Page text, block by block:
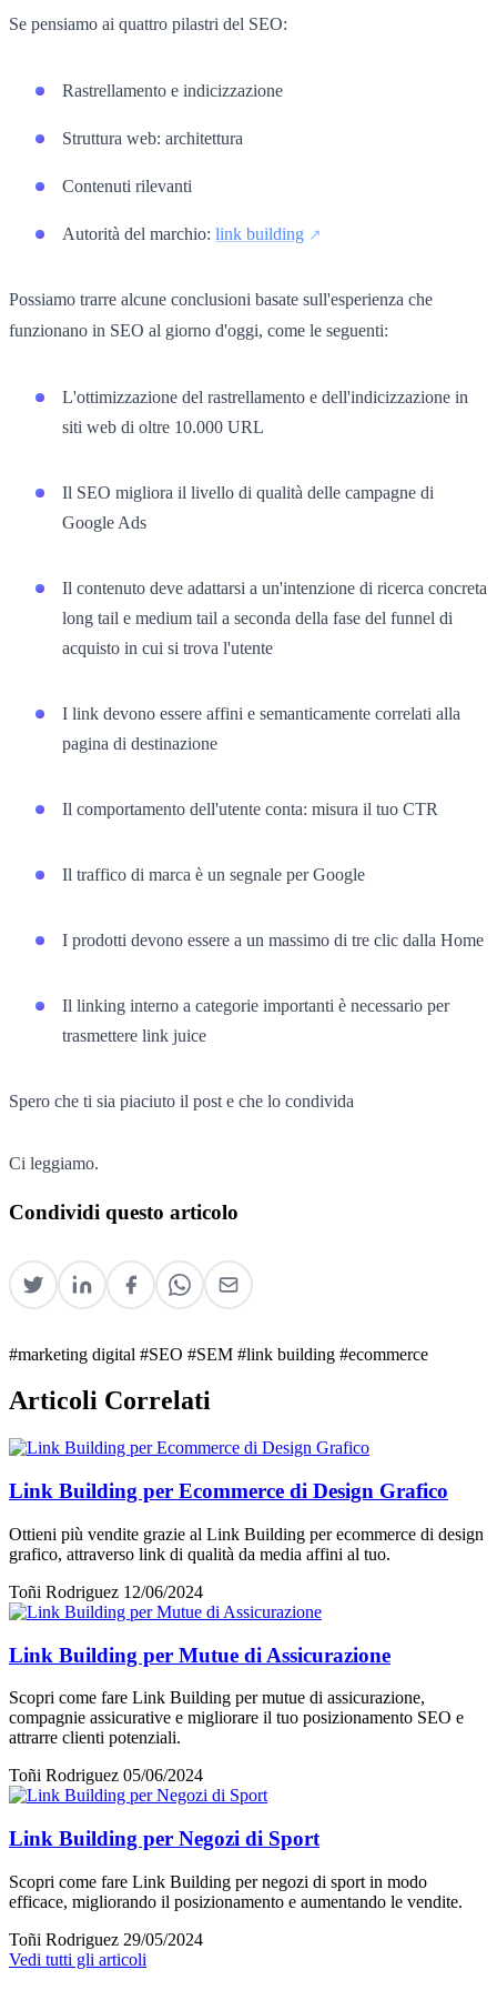
Se pensiamo ai quattro pilastri del SEO:
Rastrellamento e indicizzazione
Struttura web: architettura
Contenuti rilevanti
Autorità del marchio: link building
Possiamo trarre alcune conclusioni basate sull'esperienza che
funzionano in SEO al giorno d'oggi, come le seguenti:
L'ottimizzazione del rastrellamento e dell'indicizzazione in
siti web di oltre 10.000 URL
Il SEO migliora il livello di qualità delle campagne di
Google Ads
Il contenuto deve adattarsi a un'intenzione di ricerca concreta
long tail e medium tail a seconda della fase del funnel di
acquisto in cui si trova l'utente
I link devono essere affini e semanticamente correlati alla
pagina di destinazione
Il comportamento dell'utente conta: misura il tuo CTR
Il traffico di marca è un segnale per Google
I prodotti devono essere a un massimo di tre clic dalla Home
Il linking interno a categorie importanti è necessario per
trasmettere link juice
Spero che ti sia piaciuto il post e che lo condivida
Ci leggiamo.
Condividi questo articolo
#marketing digital #SEO #SEM #link building #ecommerce
Articoli Correlati
Link Building per Ecommerce di Design Grafico
Ottieni più vendite grazie al Link Building per ecommerce di design
grafico, attraverso link di qualità da media affini al tuo.
Toñi Rodriguez 12/06/2024
Link Building per Mutue di Assicurazione
Scopri come fare Link Building per mutue di assicurazione,
compagnie assicurative e migliorare il tuo posizionamento SEO e
attrarre clienti potenziali.
Toñi Rodriguez 05/06/2024
Link Building per Negozi di Sport
Scopri come fare Link Building per negozi di sport in modo
efficace, migliorando il posizionamento e aumentando le vendite.
Toñi Rodriguez 29/05/2024
Vedi tutti gli articoli